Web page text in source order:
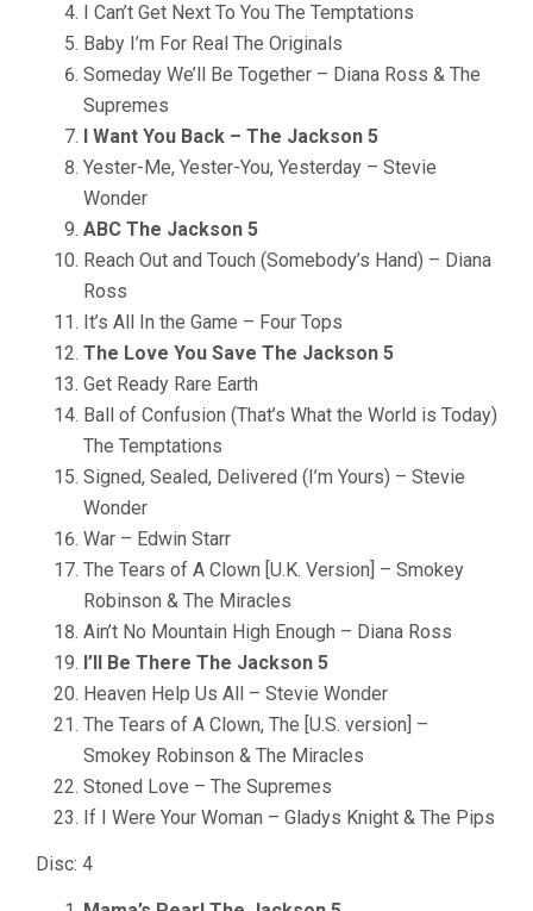
I Can’t Get Next To You The Temptations
Baby I’m For Real The Originals
Someday We’ll Be Together – Diana Ross & The
Supremes
I Want You Back – The Jackson 5
Yester-Me, Yester-You, Yesterday – Stevie
Wonder
ABC The Jackson 5
Reach Out and Touch (Somebody’s Hand) – Diana
Ross
It’s All In the Game – Four Tops
The Love You Save The Jackson 5
Get Ready Rare Earth
Ball of Confusion (That’s What the World is Today)
The Temptations
Signed, Sealed, Delivered (I’m Yours) – Stevie
Wonder
War – Edwin Starr
The Tears of A Clown [U.K. Version] – Smokey
Robinson & The Miracles
Ain’t No Mountain High Enough – Diana Ross
I’ll Be There The Jackson 5
Heaven Help Us All – Stevie Wonder
The Tears of A Clown, The [U.S. version] –
Smokey Robinson & The Miracles
Stoned Love – The Supremes
If I Were Your Woman – Gladys Knight & The Pips
Disc: 4